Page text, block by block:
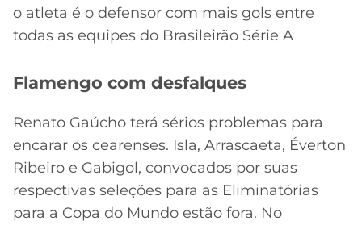
o atleta é o defensor com mais gols entre
todas as equipes do Brasileirão Série A
Flamengo com desfalques
Renato Gaúcho terá sérios problemas para
encarar os cearenses. Isla, Arrascaeta, Éverton
Ribeiro e Gabigol, convocados por suas
respectivas seleções para as Eliminatórias
para a Copa do Mundo estão fora. No